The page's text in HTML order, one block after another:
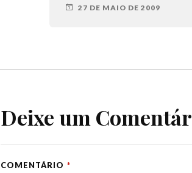
27 DE MAIO DE 2009
Deixe um
COMENTÁRIO *